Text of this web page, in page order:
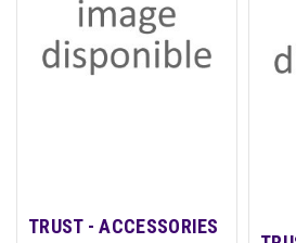
TRUST - ACCESSORIES